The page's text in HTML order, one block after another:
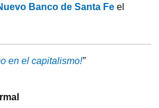
Banco de Santa Fe el
en el capitalismo!”